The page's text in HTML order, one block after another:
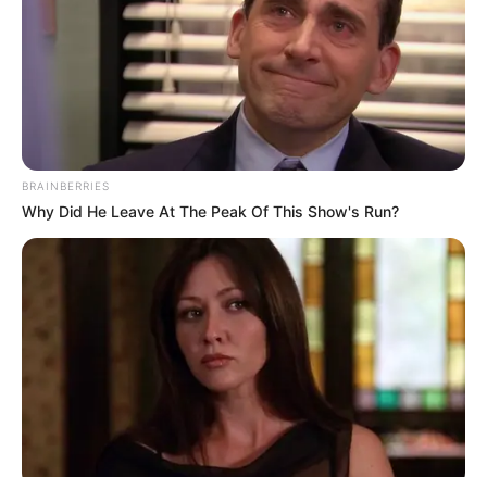
Tovább dagad a botrány Sulyok Tamás ügye körül,
miután Orbán Viktor a Facebook-oldalán jelezte
BRAINBERRIES
Why Did He Leave At The Peak Of This Show's Run?